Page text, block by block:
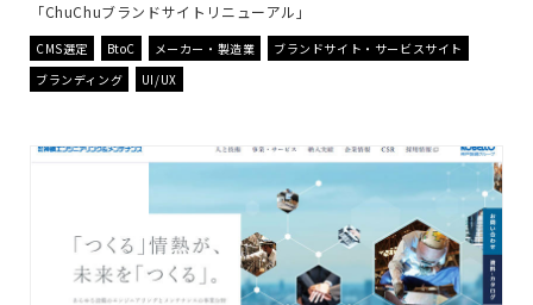
「ChuChuブランドサイトリニューアル」
CMS選定 BtoC メーカー・製造業
ブランドサイト・サービスサイト
ブランディング
UI/UX